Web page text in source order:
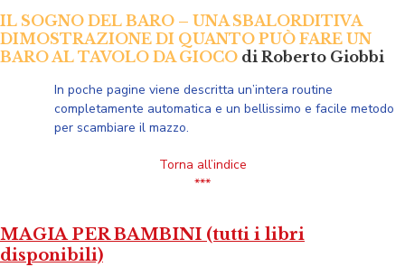
IL SOGNO DEL BARO – UNA SBALORDITIVA
DIMOSTRAZIONE DI QUANTO PUÒ FARE UN
BARO AL TAVOLO DA GIOCO di Roberto Giobbi
In poche pagine viene descritta un’intera routine
completamente automatica e un bellissimo e facile metodo
per scambiare il mazzo.
Torna all’indice
***
MAGIA PER BAMBINI (tutti i libri
disponibili)